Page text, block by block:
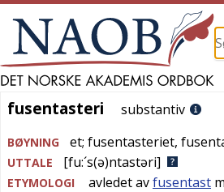
fusentasteri
fusentasteri substantiv
BØYNING et; fusentasteriet,
UTTALE [fu:´s(ə)ntastəri]
ETYMOLOGI avledet avfusentast